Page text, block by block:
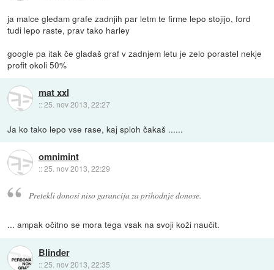
ja malce gledam grafe zadnjih par letm te firme lepo stojijo, ford
tudi lepo raste, prav tako harley
google pa itak če gladaš graf v zadnjem letu je zelo porastel nekje
profit okoli 50%
mat xxl
::25. nov 2013, 22:27
Ja ko tako lepo vse rase, kaj sploh čakaš ......
omnimint
::25. nov 2013, 22:29
Pretekli donosi niso garancija za prihodnje donose.
... ampak očitno se mora tega vsak na svoji koži naučit.
Blinder
::25. nov 2013, 22:35